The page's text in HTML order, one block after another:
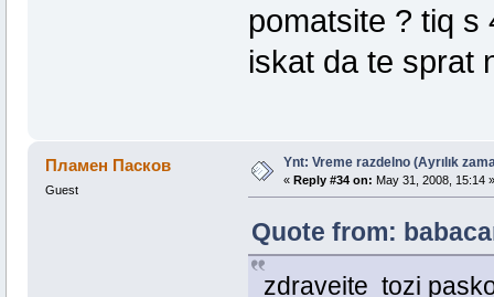
pomatsite ? tiq
iskat da te sprat
Пламен Пасков
Guest
Ynt: Vreme razdelno (Ayrılık
« Reply #34 on: May 31, 2008, 15:14 »
Quote from:
zdraveite tozi